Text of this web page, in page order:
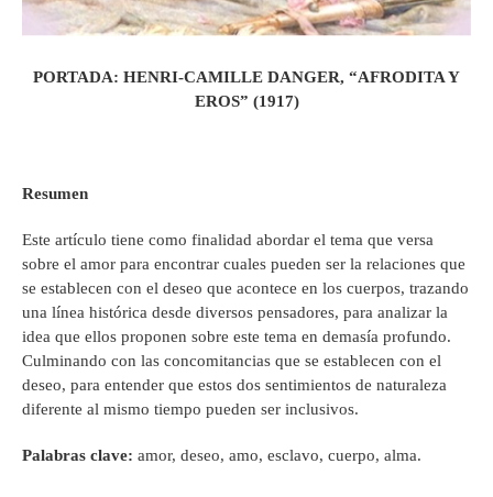
PORTADA: HENRI-CAMILLE DANGER, “AFRODITA Y
EROS” (1917)
Resumen
Este artículo tiene como finalidad abordar el tema que versa
sobre el amor para encontrar cuales pueden ser la relaciones que
se establecen con el deseo que acontece en los cuerpos, trazando
una línea histórica desde diversos pensadores, para analizar la
idea que ellos proponen sobre este tema en demasía profundo.
Culminando con las concomitancias que se establecen con el
deseo, para entender que estos dos sentimientos de naturaleza
diferente al mismo tiempo pueden ser inclusivos.
Palabras clave: amor, deseo, amo, esclavo, cuerpo, alma.